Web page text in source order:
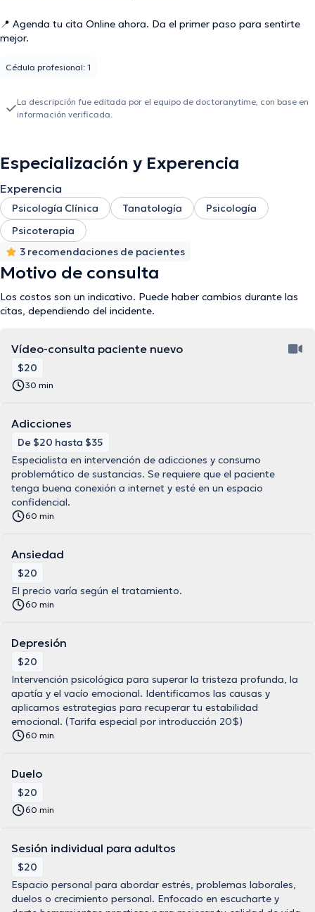
​📍 Agenda tu cita Online ahora. Da el primer paso para sentirte
mejor.
Cédula profesional: 1
La descripción fue editada por el equipo de doctoranytime, con base en
información verificada.
Especialización y Experencia
Experencia
Psicología Clínica Tanatología
Psicología
Psicoterapia
3 recomendaciones de pacientes
Motivo de consulta
Los costos son un indicativo. Puede haber cambios durante las
citas, dependiendo del incidente.
Vídeo-consulta paciente nuevo
$20
30 min
Adicciones
De $20 hasta $35
Especialista en intervención de adicciones y consumo
problemático de sustancias. Se requiere que el paciente
tenga buena conexión a internet y esté en un espacio
confidencial.
60 min
Ansiedad
$20
El precio varía según el tratamiento.
60 min
Depresión
$20
Intervención psicológica para superar la tristeza profunda, la
apatía y el vacío emocional. Identificamos las causas y
aplicamos estrategias para recuperar tu estabilidad
emocional. (Tarifa especial por introducción 20$)
60 min
Duelo
$20
60 min
Sesión individual para adultos
$20
Espacio personal para abordar estrés, problemas laborales,
duelos o crecimiento personal. Enfocado en escucharte y